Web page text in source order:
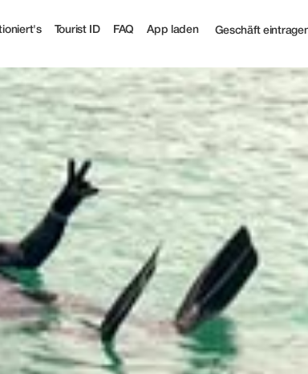
Tourist ID FAQ App laden Geschäft